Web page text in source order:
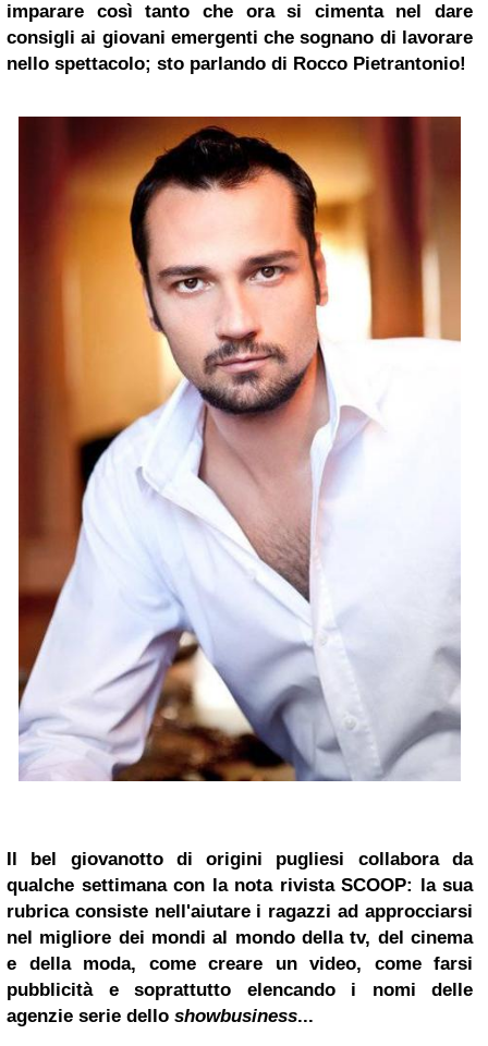
imparare così tanto che ora si cimenta nel dare
consigli ai giovani emergenti che sognano di lavorare
nello spettacolo; sto parlando di Rocco Pietrantonio!
Il bel giovanotto di origini pugliesi collabora da
qualche settimana con la nota rivista SCOOP: la sua
rubrica consiste nell'aiutare i ragazzi ad approcciarsi
nel migliore dei mondi al mondo della tv, del cinema
e della moda, come creare un video, come farsi
pubblicità e soprattutto elencando i nomi delle
agenzie serie dello showbusiness...